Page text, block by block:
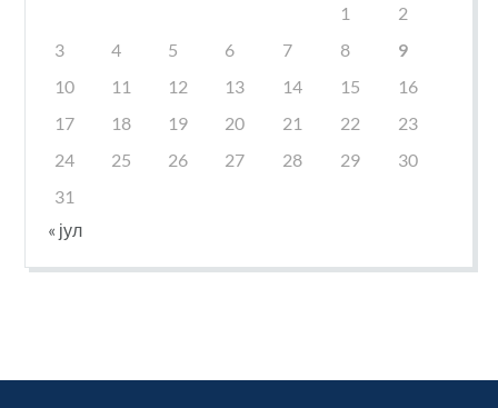
1
2
3
4 5 6 7 8
9
10
11 12 13 14 15
16
17
18 19 20 21 22
23
24
25 26 27 28 29
30
31
« јул